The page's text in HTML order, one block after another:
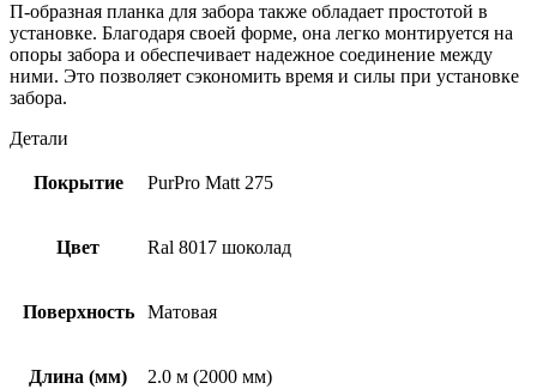
П-образная планка для забора также обладает простотой в
установке. Благодаря своей форме, она легко монтируется на
опоры забора и обеспечивает надежное соединение между
ними. Это позволяет сэкономить время и силы при установке
забора.
Детали
Покрытие PurPro Matt 275
Цвет Ral 8017 шоколад
Поверхность Матовая
Длина (мм) 2.0 м (2000 мм)